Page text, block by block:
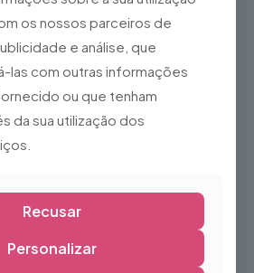
como pequenas marcas na bota ou
os nossos parceiros de
e análise, que
las com outras informações
ou que tenham
da sua utilização dos
Recusar
Personalizar